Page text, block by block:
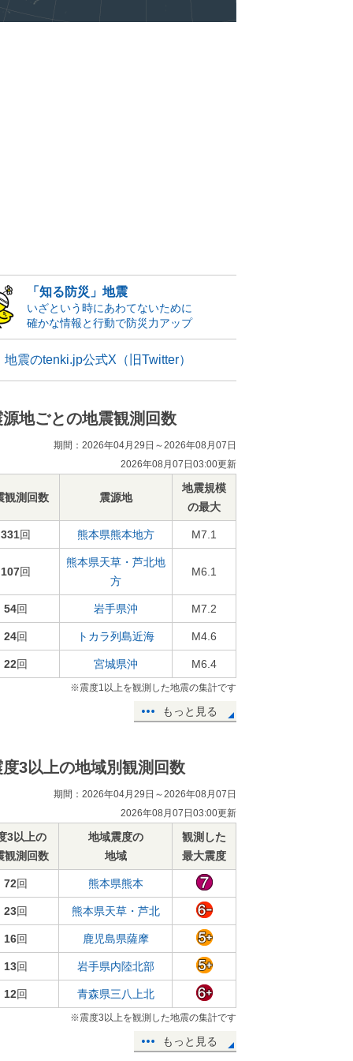
「知る防災」地震
いざという時にあわてないために
確かな情報と行動で防災力アップ
地震のtenki.jp公式X（旧Twitter）
源地ごとの地震観測回数
期間：2026年04月29日～2026年08月07日
2026年08月07日03:00更新
観測回数 震源地
地震規模
の最大
331回 熊本県熊本地方 M7.1
107回
熊本県天草・芦北地
方
M6.1
54回 岩手県沖 M7.2
24回 トカラ列島近海 M4.6
22回 宮城県沖 M6.4
※震度1以上を観測した地震の集計です
もっと見る
度3以上の地域別観測回数
期間：2026年04月29日～2026年08月07日
2026年08月07日03:00更新
3以上の
観測回数
地域震度の
地域
観測した
最大震度
72回 熊本県熊本
23回 熊本県天草・芦北
16回 鹿児島県薩摩
13回 岩手県内陸北部
12回 青森県三八上北
※震度3以上を観測した地震の集計です
もっと見る